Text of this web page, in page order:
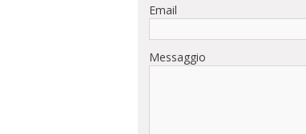
Email
Messaggio